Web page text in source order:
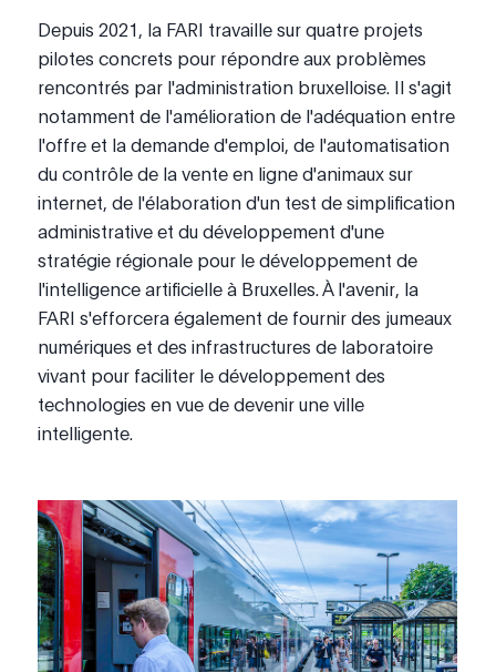
Depuis 2021, la FARI travaille sur quatre projets
pilotes concrets pour répondre aux problèmes
rencontrés par l'administration bruxelloise. Il s'agit
notamment de l'amélioration de l'adéquation entre
l'offre et la demande d'emploi, de l'automatisation
du contrôle de la vente en ligne d'animaux sur
internet, de l'élaboration d'un test de simplification
administrative et du développement d'une
stratégie régionale pour le développement de
l'intelligence artificielle à Bruxelles. À l'avenir, la
FARI s'efforcera également de fournir des jumeaux
numériques et des infrastructures de laboratoire
vivant pour faciliter le développement des
technologies en vue de devenir une ville
intelligente.